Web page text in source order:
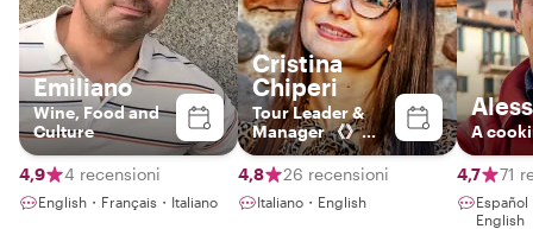
Emiliano
Wine, Food and
Culture
4,9 4 recensioni
English・Français・Italiano
Cristina
Chiperi
Tour Leader &
Manager 《》
Explorer by
Heart, Leader by
Profession
4,8 26 recensioni
Italiano・English
A
4,7 71
Español
English